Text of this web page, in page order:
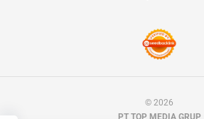
© 2026
PT TOP MEDIA GRUP